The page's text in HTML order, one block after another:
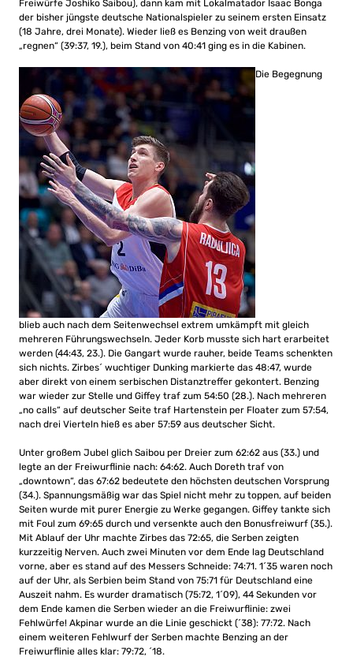
Freiwürfe Joshiko Saibou), dann kam mit Lokalmatador Isaac Bonga
der bisher jüngste deutsche Nationalspieler zu seinem ersten Einsatz
(18 Jahre, drei Monate). Wieder ließ es Benzing von weit draußen
„regnen“ (39:37, 19.), beim Stand von 40:41 ging es in die Kabinen.
Die Begegnung
blieb auch nach dem Seitenwechsel extrem umkämpft mit gleich
mehreren Führungswechseln. Jeder Korb musste sich hart erarbeitet
werden (44:43, 23.). Die Gangart wurde rauher, beide Teams schenkten
sich nichts. Zirbes´ wuchtiger Dunking markierte das 48:47, wurde
aber direkt von einem serbischen Distanztreffer gekontert. Benzing
war wieder zur Stelle und Giffey traf zum 54:50 (28.). Nach mehreren
„no calls“ auf deutscher Seite traf Hartenstein per Floater zum 57:54,
nach drei Vierteln hieß es aber 57:59 aus deutscher Sicht.
Unter großem Jubel glich Saibou per Dreier zum 62:62 aus (33.) und
legte an der Freiwurflinie nach: 64:62. Auch Doreth traf von
„downtown“, das 67:62 bedeutete den höchsten deutschen Vorsprung
(34.). Spannungsmäßig war das Spiel nicht mehr zu toppen, auf beiden
Seiten wurde mit purer Energie zu Werke gegangen. Giffey tankte sich
mit Foul zum 69:65 durch und versenkte auch den Bonusfreiwurf (35.).
Mit Ablauf der Uhr machte Zirbes das 72:65, die Serben zeigten
kurzzeitig Nerven. Auch zwei Minuten vor dem Ende lag Deutschland
vorne, aber es stand auf des Messers Schneide: 74:71. 1´35 waren noch
auf der Uhr, als Serbien beim Stand von 75:71 für Deutschland eine
Auszeit nahm. Es wurder dramatisch (75:72, 1´09), 44 Sekunden vor
dem Ende kamen die Serben wieder an die Freiwurflinie: zwei
Fehlwürfe! Akpinar wurde an die Linie geschickt (´38): 77:72. Nach
einem weiteren Fehlwurf der Serben machte Benzing an der
Freiwurflinie alles klar: 79:72, ´18.